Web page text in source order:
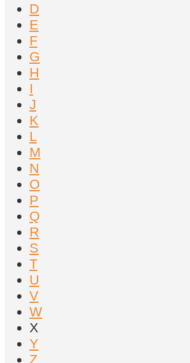
D
E
F
G
H
I
J
K
L
M
N
O
P
Q
R
S
T
U
V
W
X
Y
Z